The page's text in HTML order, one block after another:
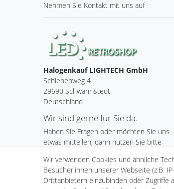
Nehmen Sie Kontakt mit uns auf
Halogenkauf LIGHTECH GmbH
Schlehenweg 4
29690 Schwarmstedt
Deutschland
Wir sind gerne für Sie da.
Haben Sie Fragen oder möchten Sie uns
etwas mitteilen, dann nutzen Sie bitte
Zum Kontaktformular
Wir verwenden Cookies und ähnliche
Besucher:innen unserer Webseite (z.B.
Drittanbietern einzubinden oder Zugriffe